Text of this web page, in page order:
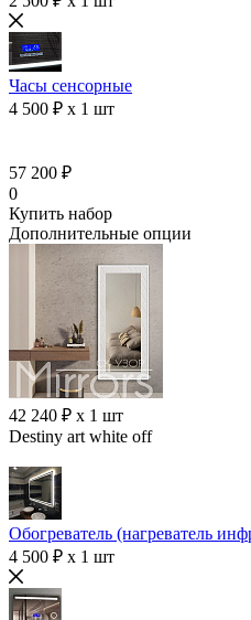
Часы сенсорные
4 500 ₽ x 1 шт
57 200 ₽
0
Купить набор
Дополнительные опции
42 240 ₽ x 1 шт
Destiny art white off
Обогреватель (нагреватель
4 500 ₽ x 1 шт